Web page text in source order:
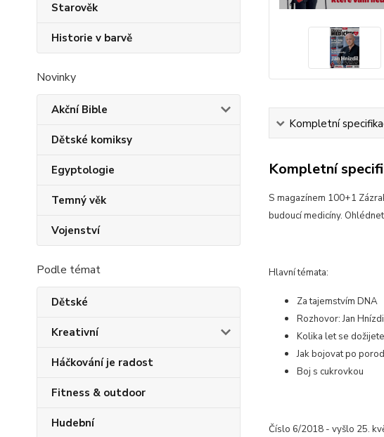
Starověk
Historie v barvě
Novinky
Akční Bible
Dětské komiksy
Egyptologie
Temný věk
Vojenství
Podle témat
Dětské
Kreativní
Háčkování je radost
Fitness & outdoor
Hudební
Kompletní
Kompletní
S magazínem 100+1
budoucí medicíny.
Hlavní témata:
Za tajemstvím DNA
Rozhovor: Jan
Kolika let se
Jak bojovat po
Boj s cukrovkou
Číslo 6/2018 - vyšlo 25.